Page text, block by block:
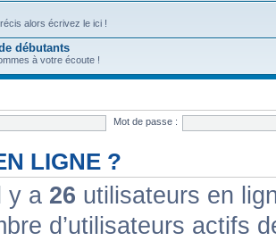
alors écrivez le ici !
débutants
à votre écoute !
Mot de passe :
LIGNE ?
y a 26 utilisateurs en
d’utilisateurs actifs